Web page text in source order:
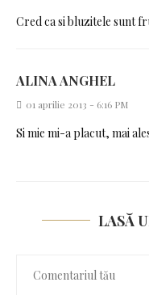
Cred ca si bluzitele sunt
ALINA ANGHEL
01 aprilie 2013 - 6:16 PM
Si mie mi-a placut, mai
LASĂ